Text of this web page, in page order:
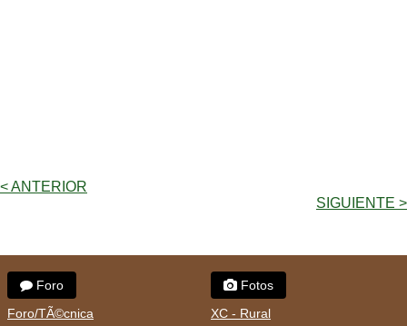
< ANTERIOR
SIGUIENTE >
Foro
Foro/TÃ©cnica
Fotos
XC - Rural